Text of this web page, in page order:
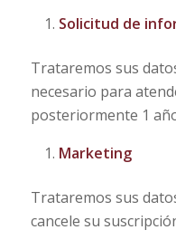
Solicitud de
Trataremos sus
necesario para
posteriormente 1
Marketing
Trataremos sus
cancele su